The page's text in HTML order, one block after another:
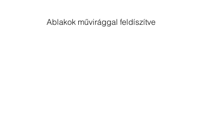
Ablakok művirággal feldíszítve